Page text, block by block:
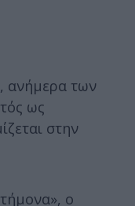
ανήμερα των
ως
στην
ο